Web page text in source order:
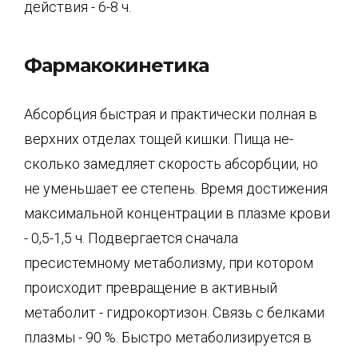
действия - 6-8 ч.
Фармакокинетика
Абсорбция быстрая и практически полная в
верхних отделах тощей кишки. Пища не­
сколько замедляет скорость абсорбции, но
не уменьшает ее степень. Время достижения
максимальной концентрации в плазме крови
- 0,5-1,5 ч. Подвергается сначала
пресистемному метаболизму, при котором
происходит превращение в активный
метаболит - гидро­кортизон. Связь с белками
плазмы - 90 %. Быстро метаболизируется в